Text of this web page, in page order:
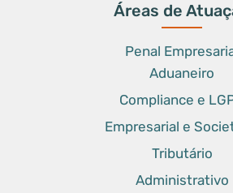
Áreas de
Penal
Aduaneiro
Compliance e
Empresarial e
Tributário
Administrativo